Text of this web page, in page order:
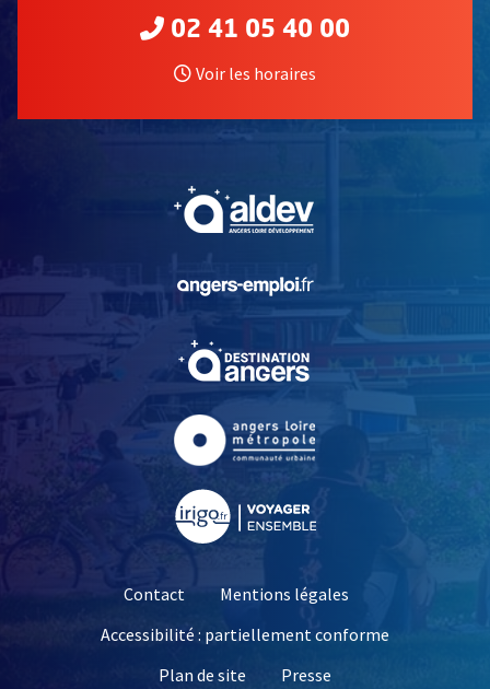
02 41 05 40 00
Voir les horaires
, Ouvre une nouvelle
, Ouvre une nouvelle
Contact
Mentions légales
Accessibilité : partiellement conforme
Plan de site
Presse